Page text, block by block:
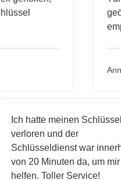
Ich hatte meinen Schlüssel
verloren und der
Schlüsseldienst war
von 20 Minuten da, um mir
helfen. Toller Service!